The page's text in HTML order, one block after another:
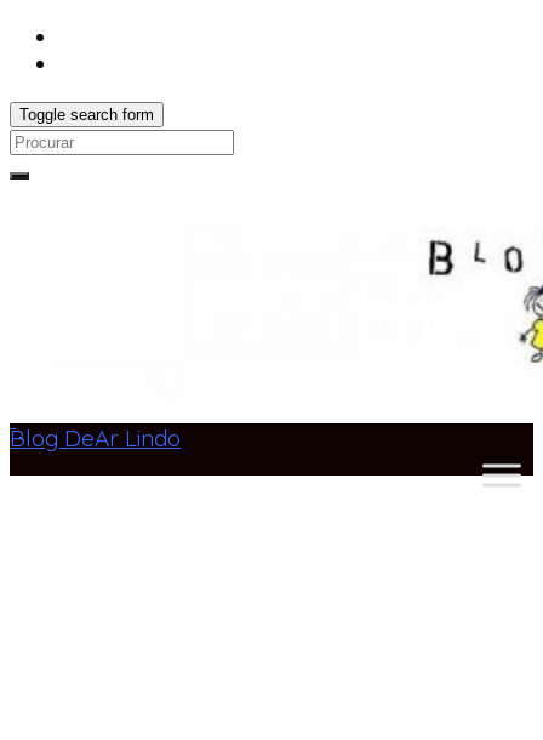
Toggle search form
Search
Blog DeAr Lindo